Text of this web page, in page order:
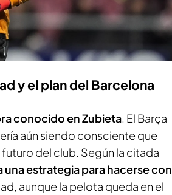
y el plan del Barcelona
conocido en Zubieta. El Barça
aún siendo consciente que
del club. Según la citada
estrategia para hacerse con
aunque la pelota queda en el